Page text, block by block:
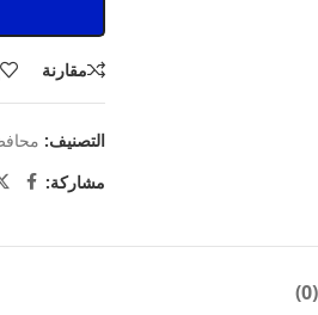
مقارنة
التصنيف:
مشاركة: